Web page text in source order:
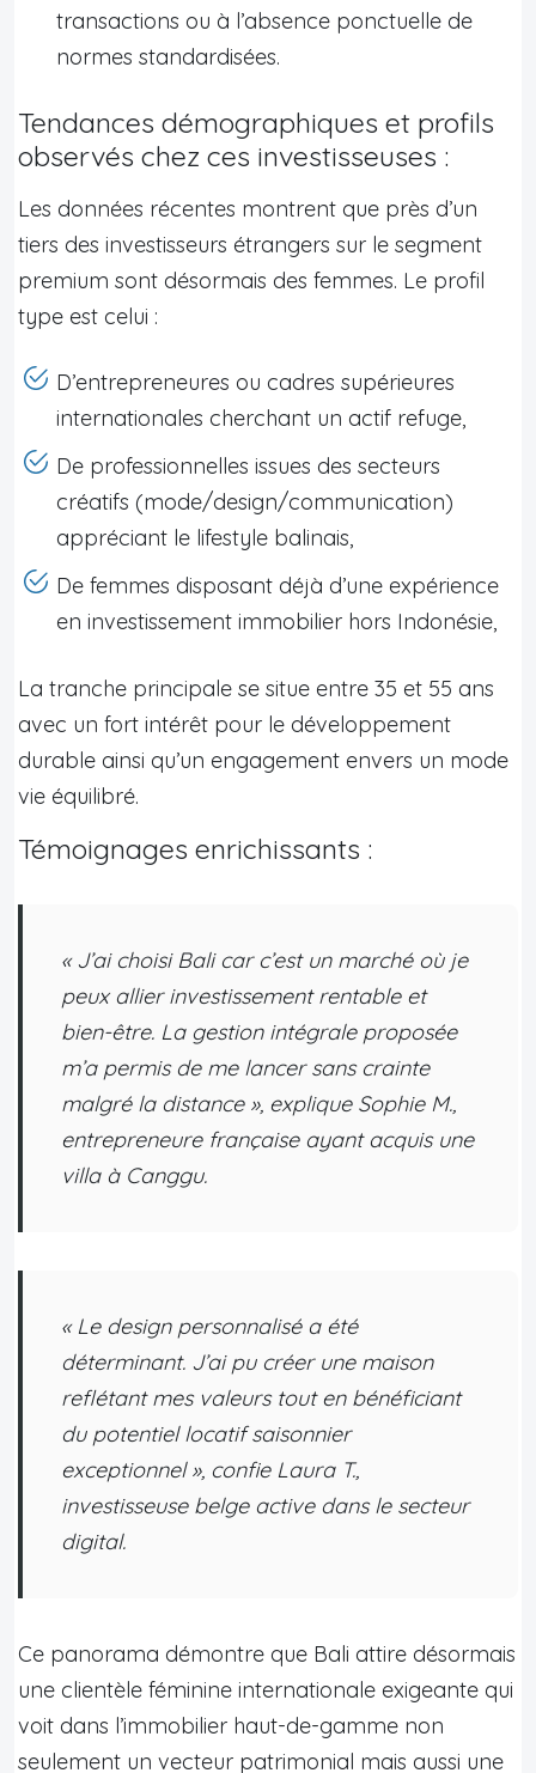
transactions ou à l’absence ponctuelle de
normes standardisées.
Tendances démographiques et profils
observés chez ces investisseuses :
Les données récentes montrent que près d’un
tiers des investisseurs étrangers sur le segment
premium sont désormais des femmes. Le profil
type est celui :
D’entrepreneures ou cadres supérieures
internationales cherchant un actif refuge,
De professionnelles issues des secteurs
créatifs (mode/design/communication)
appréciant le lifestyle balinais,
De femmes disposant déjà d’une expérience
en investissement immobilier hors Indonésie,
La tranche principale se situe entre 35 et 55 ans
avec un fort intérêt pour le développement
durable ainsi qu’un engagement envers un mode
vie équilibré.
Témoignages enrichissants :
« J’ai choisi Bali car c’est un marché où je
peux allier investissement rentable et
bien-être. La gestion intégrale proposée
m’a permis de me lancer sans crainte
malgré la distance », explique Sophie M.,
entrepreneure française ayant acquis une
villa à Canggu.
« Le design personnalisé a été
déterminant. J’ai pu créer une maison
reflétant mes valeurs tout en bénéficiant
du potentiel locatif saisonnier
exceptionnel », confie Laura T.,
investisseuse belge active dans le secteur
digital.
Ce panorama démontre que Bali attire désormais
une clientèle féminine internationale exigeante qui
voit dans l’immobilier haut-de-gamme non
seulement un vecteur patrimonial mais aussi une